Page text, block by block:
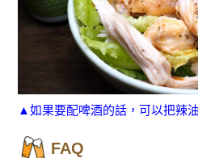
▲如果要配啤酒的話，可以把辣
FAQ